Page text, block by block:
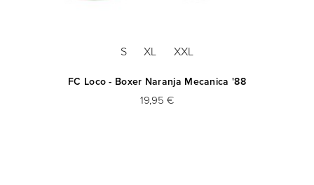
S XL XXL
FC Loco - Boxer Naranja Mecanica '88
19,95 €